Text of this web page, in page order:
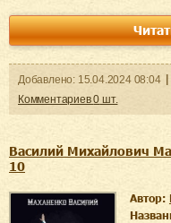
Добавленo: 15.04.2024 08:04
Комментариев0 шт.
Василий Михайлович
10
Автор: